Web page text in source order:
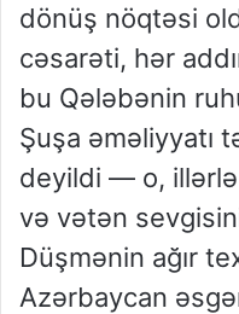
dönüş nöqtəsi
cəsarəti, hər
bu Qələbənin
Şuşa əməliyyatı
deyildi — o, illərlə
və vətən
Düşmənin ağır
Azərbaycan